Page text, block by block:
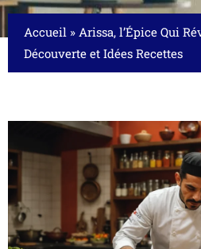
Accueil » Arissa, l’Épice Qui
Découverte et Idées Recettes